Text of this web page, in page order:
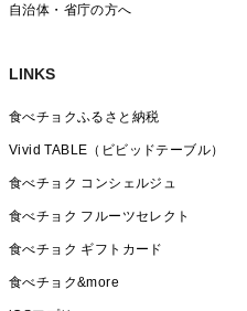
自治体・省庁の方へ
LINKS
食べチョクふるさと納税
Vivid TABLE（ビビッドテーブル）
食べチョク コンシェルジュ
食べチョク フルーツセレクト
食べチョク ギフトカード
食べチョク&more